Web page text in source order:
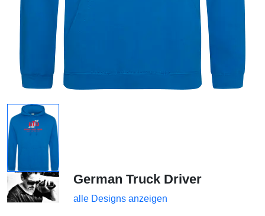
German Truck Driver
alle Designs anzeigen